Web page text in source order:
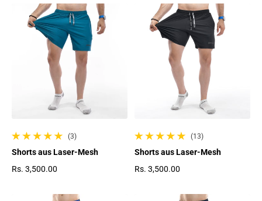
(3)
3 gesamte Bewertungen
Shorts aus Laser-Mesh
Rs. 3,500.00
(13)
13 gesamte Bewertungen
Shorts aus Laser-Mesh
Rs. 3,500.00